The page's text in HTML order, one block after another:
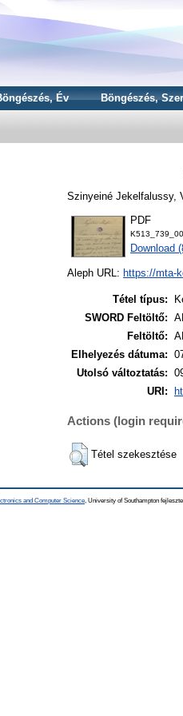
Év Böngészés,
Szinyeiné Jekelfalussy,
PDF
Download
Aleph URL: https://mta-
Tétel típus:
SWORD Feltöltő:
Feltöltő:
Elhelyezés dátuma:
Utolsó változtatás:
URI:
Actions (login
Tétel szekesztése
and Computer Science , University of Southampton